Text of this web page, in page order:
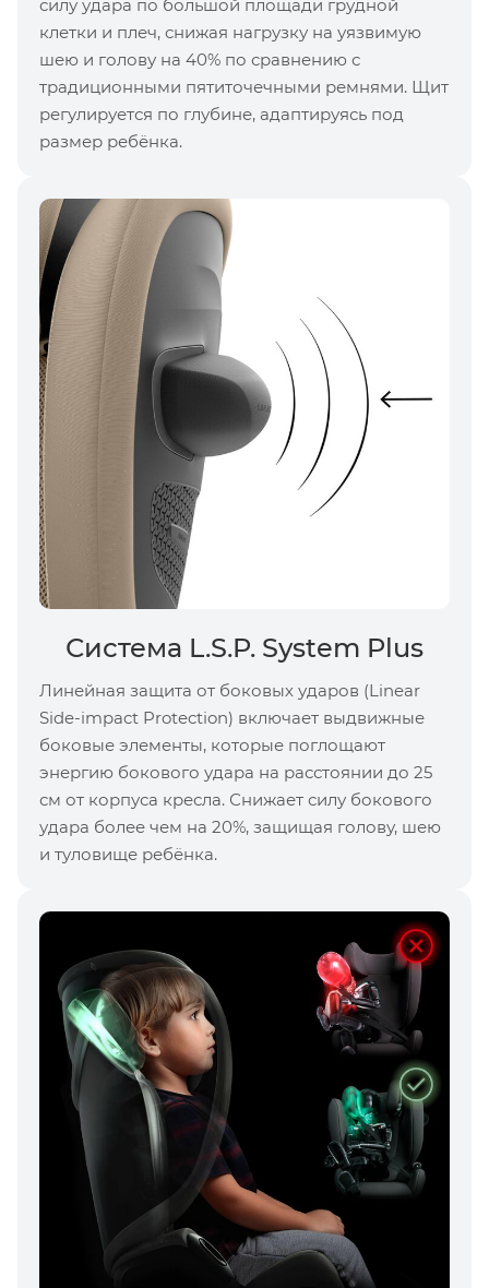
силу удара по большой площади грудной
клетки и плеч, снижая нагрузку на уязвимую
шею и голову на 40% по сравнению с
традиционными пятиточечными ремнями. Щит
регулируется по глубине, адаптируясь под
размер ребёнка.
Система L.S.P. System Plus
Линейная защита от боковых ударов (Linear
Side-impact Protection) включает выдвижные
боковые элементы, которые поглощают
энергию бокового удара на расстоянии до 25
см от корпуса кресла. Снижает силу бокового
удара более чем на 20%, защищая голову, шею
и туловище ребёнка.